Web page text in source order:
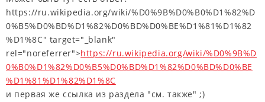
https://ru.wikipedia.org/wiki/%D0%9B%D0%B0%D1%82%D
0%B5%D0%BD%D1%82%D0%BD%D0%BE%D1%81%D1%82
%D1%8C" target="_blank"
rel="noreferrer">https://ru.wikipedia.org/wiki/%D0%9B%D
0%B0%D1%82%D0%B5%D0%BD%D1%82%D0%BD%D0%BE
%D1%81%D1%82%D1%8C
и первая же ссылка из раздела "см. также" ;)